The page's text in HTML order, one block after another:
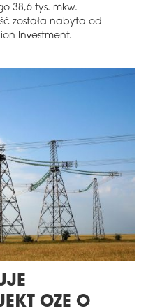
38,6 tys. mkw.
została nabyta od
Investment.
OZE O